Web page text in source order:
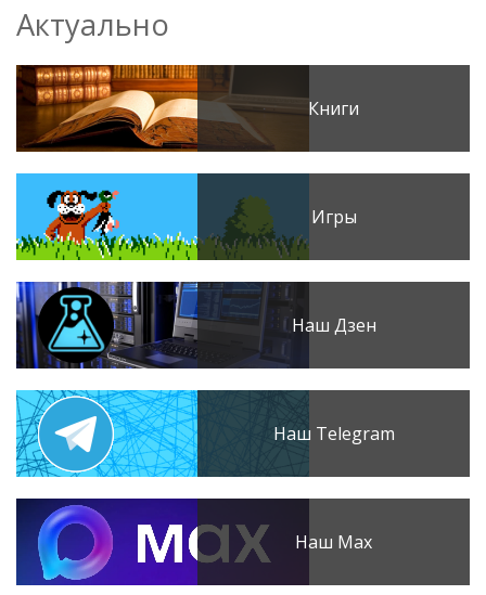
Актуально
Книги
Игры
Наш Дзен
Наш Telegram
Наш Max